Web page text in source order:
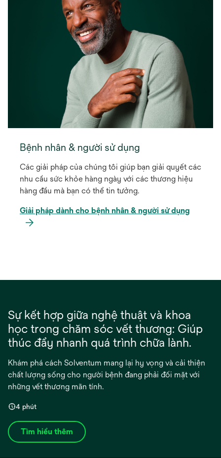
Bệnh nhân & người sử dụng
Các giải pháp của chúng tôi giúp bạn giải quyết các
nhu cầu sức khỏe hàng ngày với các thương hiệu
hàng đầu mà bạn có thể tin tưởng.
Giải pháp dành cho bệnh nhân & người sử dụng
Sự kết hợp giữa nghệ thuật và khoa
học trong chăm sóc vết thương: Giúp
thúc đẩy nhanh quá trình chữa lành.
Khám phá cách Solventum mang lại hy vọng và cải thiện
chất lượng sống cho người bệnh đang phải đối mặt với
những vết thương mãn tính.
4 phút
Tìm hiểu thêm